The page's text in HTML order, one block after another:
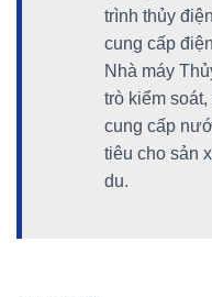
trình thủy
cung cấp
Nhà máy
trò kiểm
cung cấp
tiêu cho sản
du.